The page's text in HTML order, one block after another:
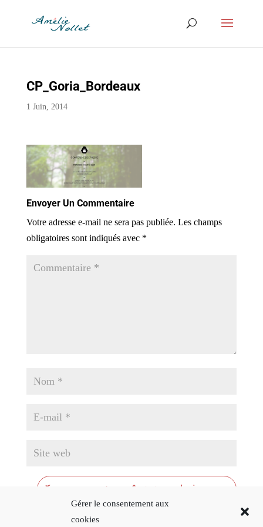
Gérer le consentement aux
cookies
CP_Goria_Bordeaux
1 Juin, 2014
Envoyer Un Commentaire
Votre adresse e-mail ne sera pas publiée. Les champs
obligatoires sont indiqués avec *